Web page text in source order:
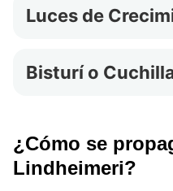
lindheimeri,
Luces de
especialmente si la
lindheimeri.
Bisturí o
partes dañadas,
viabilidad de
¿Cómo se
Lindheimeri?